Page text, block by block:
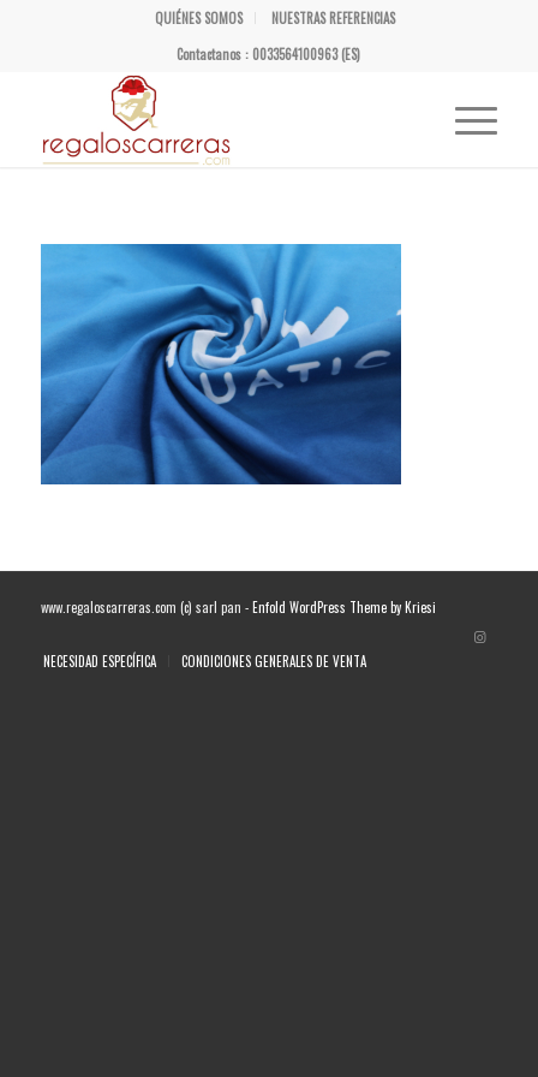
QUIÉNES SOMOS
NUESTRAS REFERENCIAS
Contactanos : 0033564100963 (ES)
www.regaloscarreras.com (c) sarl pan -Enfold WordPress Theme by Kriesi
NECESIDAD ESPECÍFICA CONDICIONES GENERALES DE VENTA